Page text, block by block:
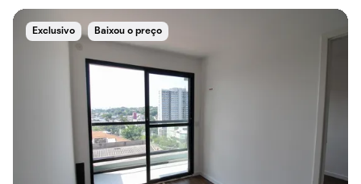
Exclusivo Baixou o preço